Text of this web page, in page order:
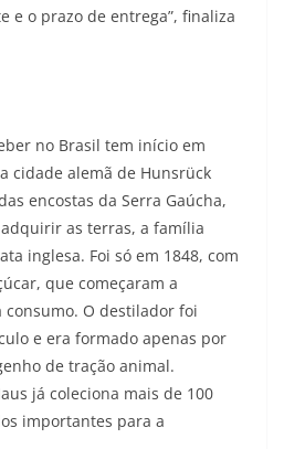
e o prazo de entrega”, finaliza
no Brasil tem início em
cidade alemã de Hunsrück
encostas da Serra Gaúcha,
as terras, a família
inglesa. Foi só em 1848, com
que começaram a
consumo. O destilador foi
e era formado apenas por
de tração animal.
já coleciona mais de 100
importantes para a